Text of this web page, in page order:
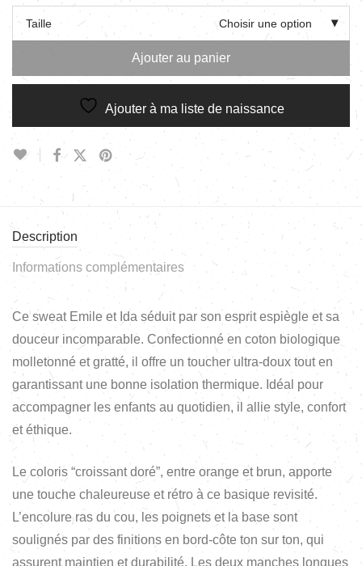
Taille Choisir une option
Ajouter au panier
Ajouter à ma liste de naissance
Description
Informations complémentaires
Ce sweat Emile et Ida séduit par son esprit espiègle et sa
douceur incomparable. Confectionné en coton biologique
molletonné et gratté, il offre un toucher ultra-doux tout en
garantissant une bonne isolation thermique. Idéal pour
accompagner les enfants au quotidien, il allie style, confort
et éthique.
Le coloris “croissant doré”, entre orange et brun, apporte
une touche chaleureuse et rétro à ce basique revisité.
L’encolure ras du cou, les poignets et la base sont
soulignés par des finitions en bord-côte ton sur ton, qui
assurent maintien et durabilité. Les deux manches longues